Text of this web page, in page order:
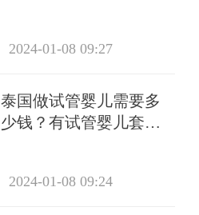
2024-01-08 09:27
泰国做试管婴儿需要多
少钱？有试管婴儿套餐
2024-01-08 09:24